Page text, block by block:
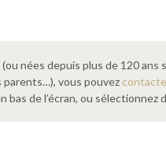
nées depuis plus de 120
parents…), vous pouvez
de l’écran, ou